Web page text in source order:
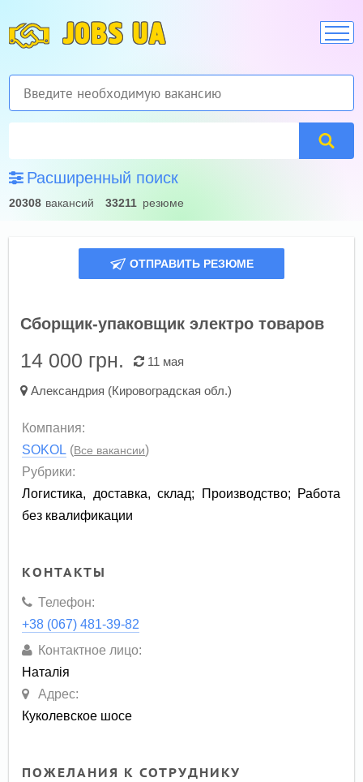
JOBS UA
Расширенный поиск
20308 вакансий 33211 резюме
ОТПРАВИТЬ РЕЗЮМЕ
Сборщик-упаковщик электро товаров
14 000 грн. 11 мая
Александрия (Кировоградская обл.)
Компания:
SOKOL (Все вакансии)
Рубрики:
Логистика, доставка, склад; Производство; Работа
без квалификации
КОНТАКТЫ
Телефон:
+38 (067) 481-39-82
Контактное лицо:
Наталія
Адрес:
Куколевское шосе
ПОЖЕЛАНИЯ К СОТРУДНИКУ